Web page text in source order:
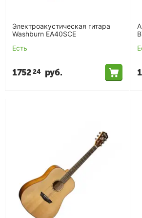
Электроакустическая гитара
Washburn EA40SCE
Есть
175224 руб.